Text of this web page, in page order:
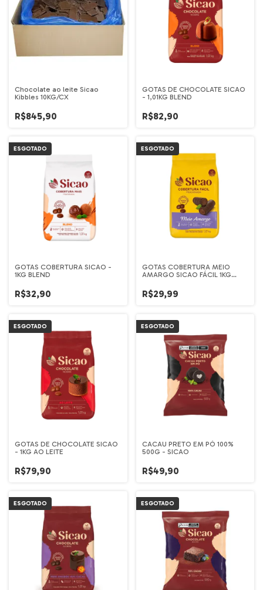
Chocolate ao leite Sicao
Kibbles 10KG/CX
R$845,90
GOTAS DE CHOCOLATE SICAO
- 1,01KG BLEND
R$82,90
ESGOTADO
GOTAS COBERTURA SICAO -
1KG BLEND
R$32,90
ESGOTADO
GOTAS COBERTURA MEIO
AMARGO SICAO FÁCIL 1KG
R$29,99
ESGOTADO
GOTAS DE CHOCOLATE SICAO
- 1KG AO LEITE
R$79,90
ESGOTADO
CACAU PRETO EM PÓ 100%
500G - SICAO
R$49,90
ESGOTADO ESGOTADO